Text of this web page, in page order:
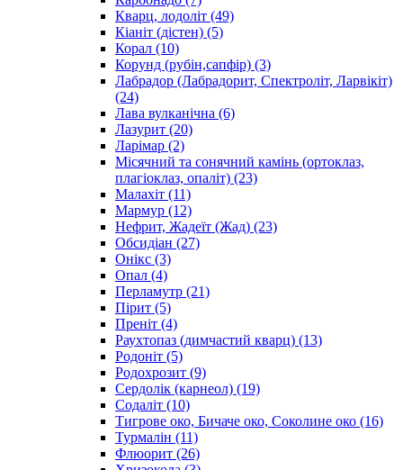
Кварц, лодоліт (49)
Кіаніт (дістен) (5)
Корал (10)
Корунд (рубін,сапфір) (3)
Лабрадор (Лабрадорит, Спектроліт, Ларвікіт)
(24)
Лава вулканічна (6)
Лазурит (20)
Ларімар (2)
Місячний та сонячний камінь (ортоклаз,
плагіоклаз, опаліт) (23)
Малахіт (11)
Мармур (12)
Нефрит, Жадеїт (Жад) (23)
Обсидіан (27)
Онікс (3)
Опал (4)
Перламутр (21)
Пірит (5)
Преніт (4)
Раухтопаз (димчастий кварц) (13)
Родоніт (5)
Родохрозит (9)
Сердолік (карнеол) (19)
Содаліт (10)
Тигрове око, Бичаче око, Соколине око (16)
Турмалін (11)
Флюорит (26)